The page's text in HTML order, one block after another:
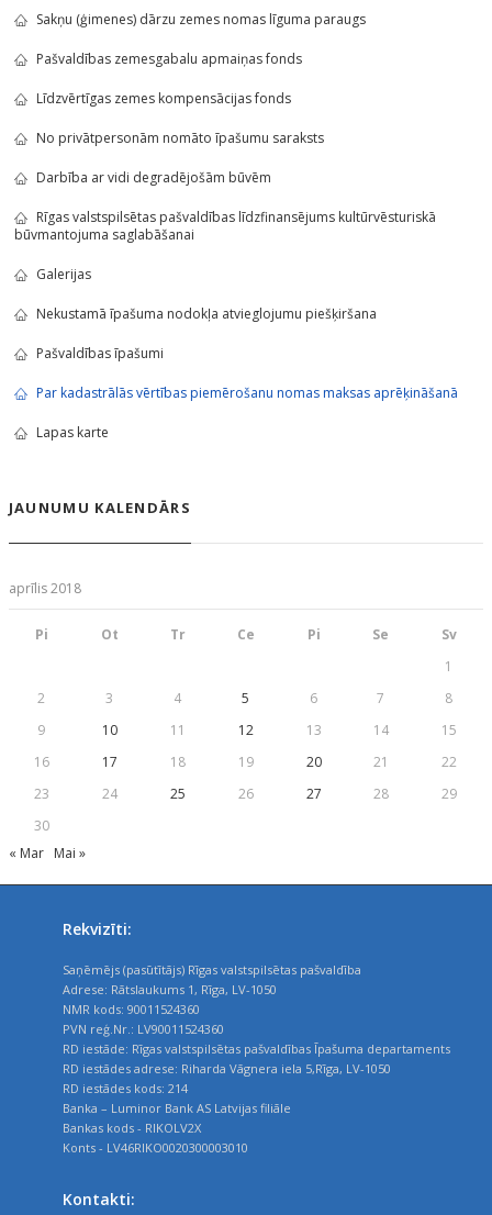
Sakņu (ģimenes) dārzu zemes nomas līguma paraugs
Pašvaldības zemesgabalu apmaiņas fonds
Līdzvērtīgas zemes kompensācijas fonds
No privātpersonām nomāto īpašumu saraksts
Darbība ar vidi degradējošām būvēm
Rīgas valstspilsētas pašvaldības līdzfinansējums kultūrvēsturiskā
būvmantojuma saglabāšanai
Galerijas
Nekustamā īpašuma nodokļa atvieglojumu piešķiršana
Pašvaldības īpašumi
Par kadastrālās vērtības piemērošanu nomas maksas aprēķināšanā
Lapas karte
JAUNUMU KALENDĀRS
aprīlis 2018
Pi Ot Tr Ce Pi Se
Sv
1
2
3 4 5 6 7
8
9
10 11 12 13 14
15
16
17 18 19 20 21
22
23
24 25 26 27 28
29
30
« Mar Mai »
Rekvizīti:
Saņēmējs (pasūtītājs) Rīgas valstspilsētas pašvaldība
Adrese: Rātslaukums 1, Rīga, LV-1050
NMR kods: 90011524360
PVN reģ.Nr.: LV90011524360
RD iestāde: Rīgas valstspilsētas pašvaldības Īpašuma departaments
RD iestādes adrese: Riharda Vāgnera iela 5,Rīga, LV-1050
RD iestādes kods: 214
Banka – Luminor Bank AS Latvijas filiāle
Bankas kods - RIKOLV2X
Konts - LV46RIKO0020300003010
Kontakti: